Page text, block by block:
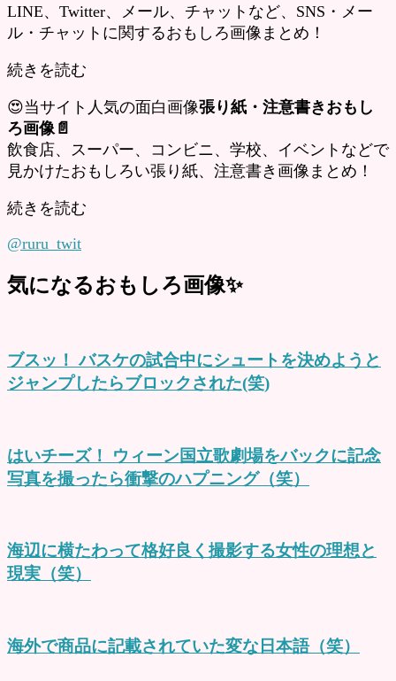
LINE、Twitter、メール、チャットなど、SNS・メー
ル・チャットに関するおもしろ画像まとめ！
続きを読む
😍当サイト人気の面白画像張り紙・注意書きおもし
ろ画像📄
飲食店、スーパー、コンビニ、学校、イベントなどで
見かけたおもしろい張り紙、注意書き画像まとめ！
続きを読む
@ruru_twit
気になるおもしろ画像✨
ブスッ！ バスケの試合中にシュートを決めようと
ジャンプしたらブロックされた(笑)
はいチーズ！ ウィーン国立歌劇場をバックに記念
写真を撮ったら衝撃のハプニング（笑）
海辺に横たわって格好良く撮影する女性の理想と
現実（笑）
海外で商品に記載されていた変な日本語（笑）